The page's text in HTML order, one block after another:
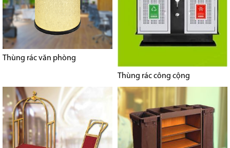
Thùng rác văn phòng
Thùng rác công cộng